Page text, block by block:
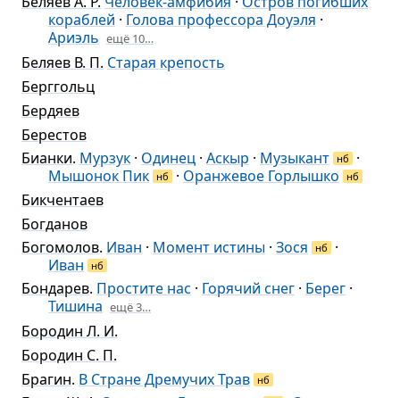
кораблей · Голова профессора Доуэля ·
Ариэль ещё 10…
Беляев В. П. Старая крепость
Берггольц
Бердяев
Берестов
Бианки. Мурзук · Одинец · Аскыр · Музыкант нб
·
Мышонок Пик нб · Оранжевое Горлышко нб
Бикчентаев
Богданов
Богомолов. Иван · Момент истины · Зося нб
·
Иван
нб
Бондарев. Простите нас · Горячий снег · Берег ·
Тишина ещё 3…
Бородин Л. И.
Бородин С. П.
Брагин. В Стране Дремучих Трав нб